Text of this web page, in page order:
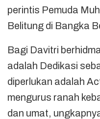
perintis Pemuda
Belitung di Bangka
Bagi Davitri
adalah Dedikasi
diperlukan adalah
mengurus ranah
dan umat,